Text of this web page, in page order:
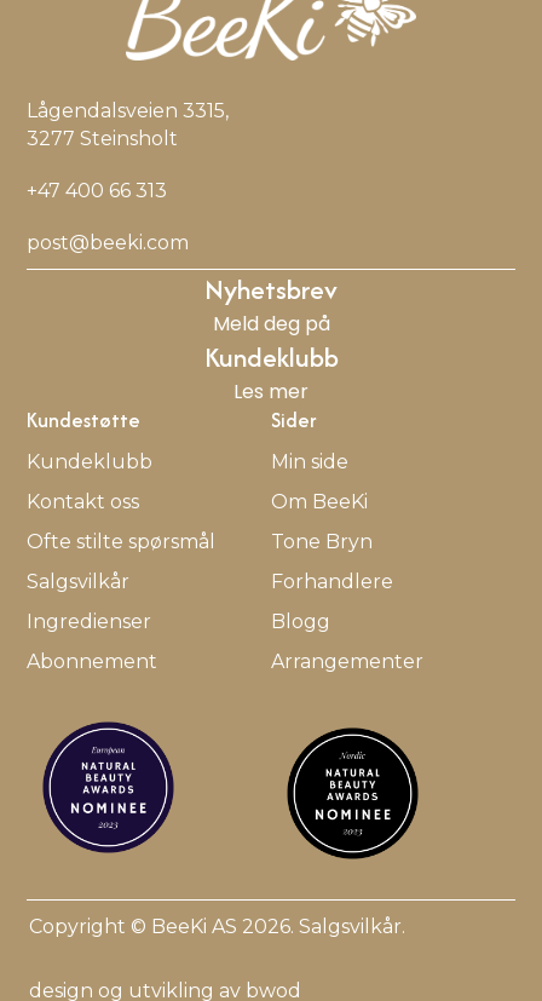
Lågendalsveien 3315,
3277 Steinsholt
+47 400 66 313
post@beeki.com
Nyhetsbrev
Meld deg på
Kundeklubb
Les mer
Kundestøtte
Kundeklubb
Kontakt oss
Ofte stilte spørsmål
Salgsvilkår
Ingredienser
Abonnement
Sider
Min side
Om BeeKi
Tone Bryn
Forhandlere
Blogg
Arrangementer
Copyright © BeeKi AS 2026. Salgsvilkår.
design og utvikling av bwod